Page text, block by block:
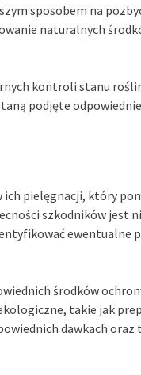
sposobem na
naturalnych
kontroli stanu
podjęte
pielęgnacji, który
szkodników jest
ewentualne
środków
takie jak
dawkach